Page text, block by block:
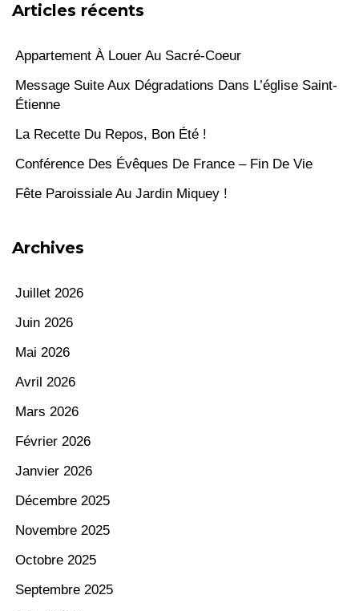
Articles récents
Appartement À Louer Au Sacré-Coeur
Message Suite Aux Dégradations Dans L’église Saint-
Étienne
La Recette Du Repos, Bon Été !
Conférence Des Évêques De France – Fin De Vie
Fête Paroissiale Au Jardin Miquey !
Archives
Juillet 2026
Juin 2026
Mai 2026
Avril 2026
Mars 2026
Février 2026
Janvier 2026
Décembre 2025
Novembre 2025
Octobre 2025
Septembre 2025